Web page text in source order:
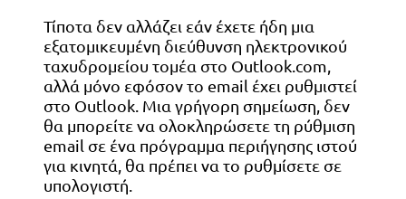
Τίποτα δεν αλλάζει εάν έχετε ήδη μια
εξατομικευμένη διεύθυνση ηλεκτρονικού
ταχυδρομείου τομέα στο Outlook.com,
αλλά μόνο εφόσον το email έχει ρυθμιστεί
στο Outlook. Μια γρήγορη σημείωση, δεν
θα μπορείτε να ολοκληρώσετε τη ρύθμιση
email σε ένα πρόγραμμα περιήγησης ιστού
για κινητά, θα πρέπει να το ρυθμίσετε σε
υπολογιστή.